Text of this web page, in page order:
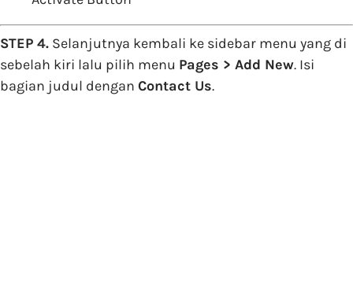
STEP 4. Selanjutnya kembali ke sidebar menu yang di
sebelah kiri lalu pilih menu Pages > Add New. Isi
bagian judul dengan Contact Us.